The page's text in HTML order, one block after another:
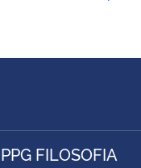
PPG FILOSOFIA